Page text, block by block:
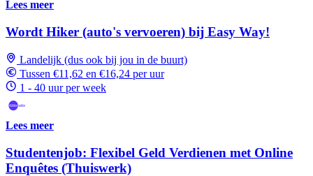
Lees meer
Wordt Hiker (auto's vervoeren) bij Easy Way!
Landelijk (dus ook bij jou in de buurt)
Tussen €11,62 en €16,24 per uur
1 - 40 uur per week
Lees meer
Studentenjob: Flexibel Geld Verdienen met Online
Enquêtes (Thuiswerk)